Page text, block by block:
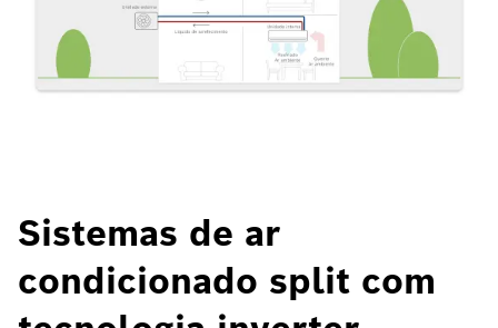
Sistemas de ar
condicionado split com